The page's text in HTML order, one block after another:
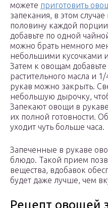
можете приготовить
запекания, в этом
половину каждой
добавьте по одной
можно брать немного
небольшими кусочками
Затем к овощам
растительного масла и
рукав можно закрыть.
небольшую дырочку,
Запекают овощи в
их полной готовности.
уходит чуть больше часа.
Запеченные в рукаве
блюдо. Такой прием
вещества, вдобавок
будет даже лучше, чем
Рецепт овощей